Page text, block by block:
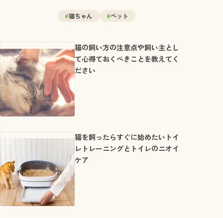
#猫ちゃん #ペット
猫の飼い方の注意点や飼い主とし
て心得ておくべきことを教えてく
ださい
猫を飼ったらすぐに始めたいトイ
レトレーニングとトイレのニオイ
ケア